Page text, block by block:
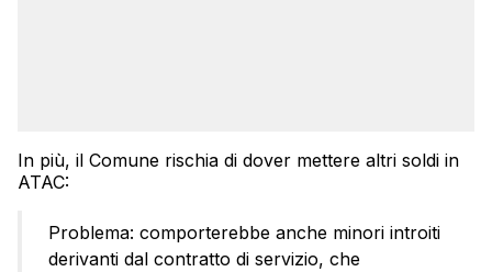
In più, il Comune rischia di dover mettere altri soldi in
ATAC:
Problema: comporterebbe anche minori introiti
derivanti dal contratto di servizio, che